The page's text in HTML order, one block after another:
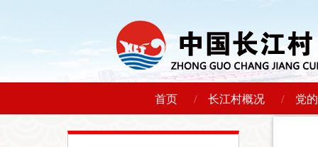
首页 / 长江村概况 / 党